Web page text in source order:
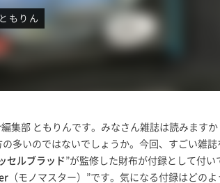
もりん
集部 ともりんです。みなさん雑誌は読みます
多いのではないでしょうか。今回、すごい雑
セルブラッド ”が監修した財布が付録として付
（モノマスター）”です。気になる付録はどの